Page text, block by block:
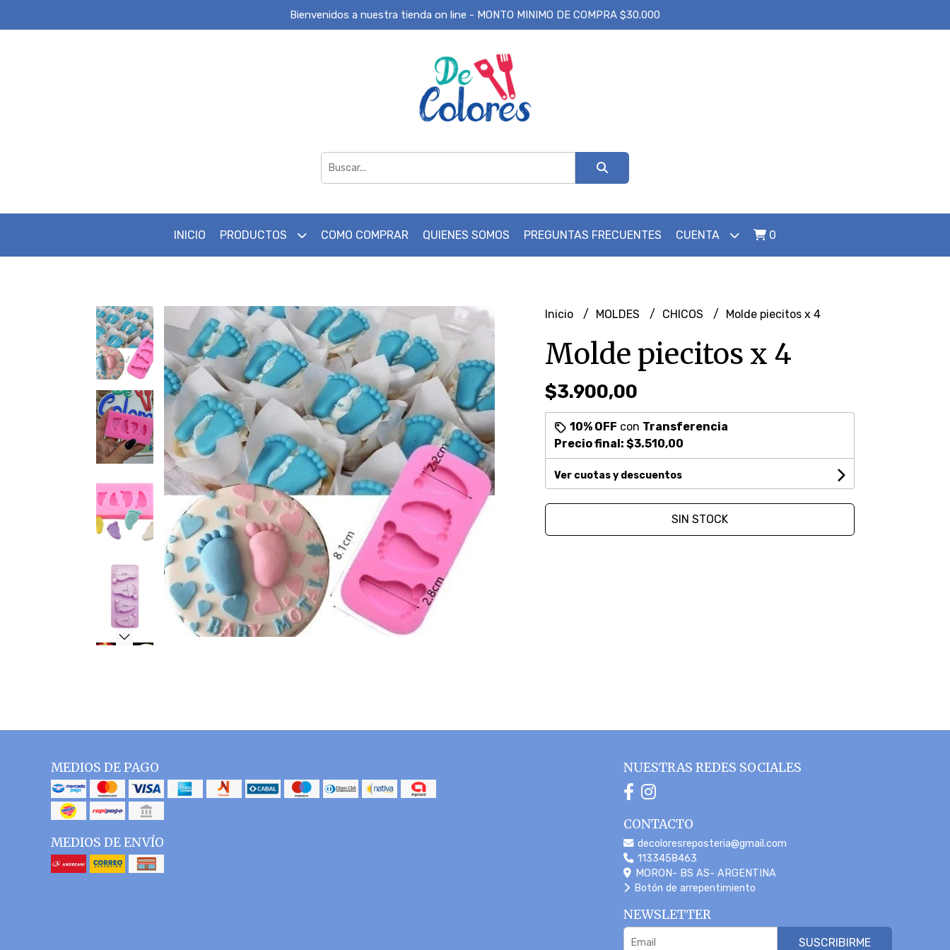
Bienvenidos a nuestra tienda on line - MONTO MINIMO DE COMPRA $30.000
INICIO PRODUCTOS COMO COMPRAR QUIENES SOMOS PREGUNTAS FRECUENTES CUENTA 0
Inicio MOLDES CHICOS Molde piecitos x 4
Molde piecitos x 4
$3.900,00
10% OFF con Transferencia
Precio final: $3.510,00
Ver cuotas y descuentos
SIN STOCK
MEDIOS DE PAGO
MEDIOS DE ENVÍO
NUESTRAS REDES SOCIALES
CONTACTO
decoloresreposteria@gmail.com
1133458463
MORON- BS AS- ARGENTINA
Botón de arrepentimiento
NEWSLETTER
SUSCRIBIRME